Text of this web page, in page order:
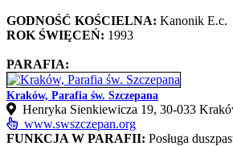
GODNOŚĆ KOŚCIELNA: Kanonik E.c.
ROK ŚWIĘCEŃ: 1993
PARAFIA:
Kraków, Parafia św. Szczepana
Henryka Sienkiewicza 19, 30‑033
www.swszczepan.org
FUNKCJA W PARAFII: Posługa